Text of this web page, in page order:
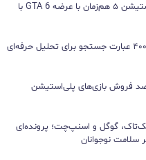
سونی خیال گیمرها را راحت کرد؛ پلی‌استیشن ۵ هم‌زمان با عرضه GTA 6 با
گوگل ترندز ارتقا یافت؛ امکان مقایسه ۴۰۰ عبارت جستجو برای تحلیل حرفه‌ای
بازی‌های فیزیکی؛ ۸۲ درصد فروش بازی‌های پلی‌استیشن
گوگل و اسنپ‌چت؛ پرونده‌ای
سلامت نوجوانان